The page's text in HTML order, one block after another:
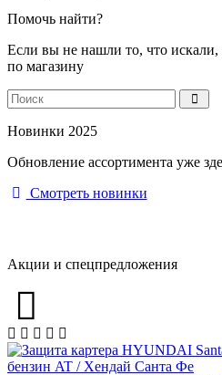
Помочь найти?
Если вы не нашли то, что искали,
по магазину
Новинки 2025
Обновление ассортимента уже
Смотреть новинки
Акции и спецпредложения